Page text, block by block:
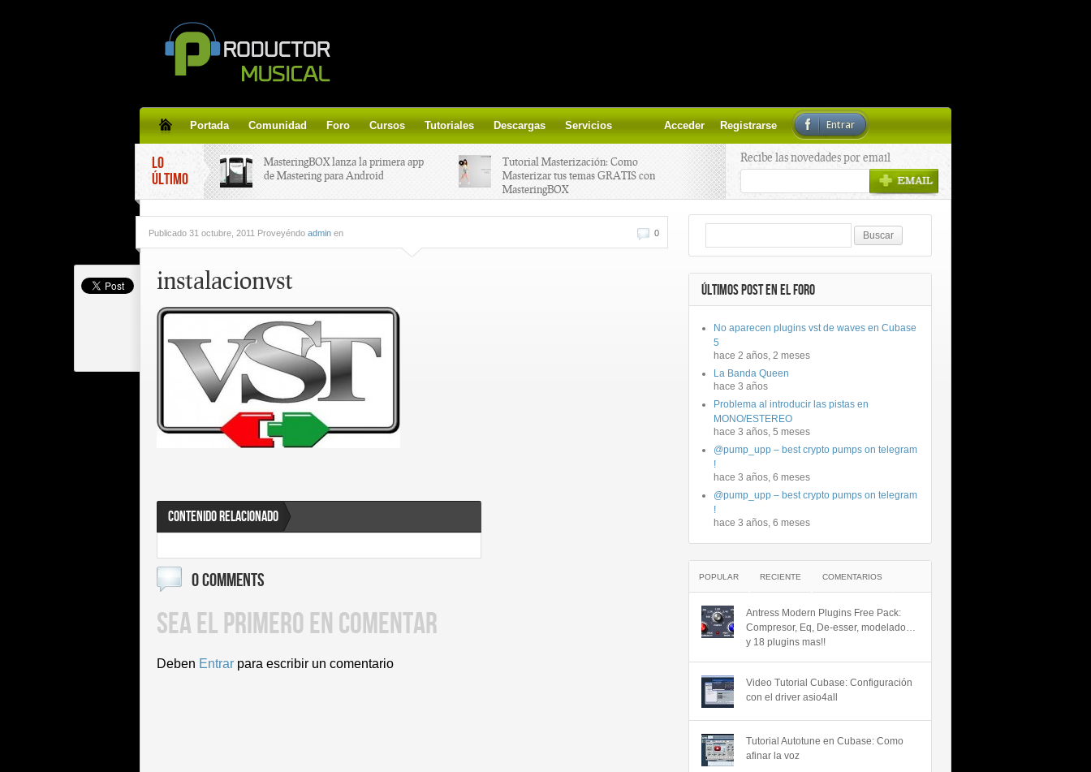
Portada Comunidad Foro Cursos Tutoriales Descargas Servicios Acceder Registrarse Entrar
LO
ÚLTIMO
MasteringBOX lanza la primera app
de Mastering para Android
Tutorial Masterización: Como
Masterizar tus temas GRATIS con
MasteringBOX
line gratis!
Yalp crea Fono, Lleva la escena DJ a
Korg lanza SDD-3000, el nuevo
Tutorial de CLA Effects, aprende a
aplicar efectos a tus voces.
Recibe las novedades por email
0
Publicado 31 octubre, 2011 Proveyéndo admin en
instalacionvst
CONTENIDO RELACIONADO
0 COMMENTS
SEA EL PRIMERO EN COMENTAR
Deben Entrar para escribir un comentario
ÚLTIMOS POST EN EL FORO
No aparecen plugins vst de waves en Cubase
5
hace 2 años, 2 meses
La Banda Queen
hace 3 años
Problema al introducir las pistas en
MONO/ESTEREO
hace 3 años, 5 meses
@pump_upp – best crypto pumps on telegram
!
hace 3 años, 6 meses
@pump_upp – best crypto pumps on telegram
!
hace 3 años, 6 meses
POPULAR RECIENTE COMENTARIOS
Antress Modern Plugins Free Pack:
Compresor, Eq, De-esser, modelado…
y 18 plugins mas!!
Video Tutorial Cubase: Configuración
con el driver asio4all
Tutorial Autotune en Cubase: Como
afinar la voz